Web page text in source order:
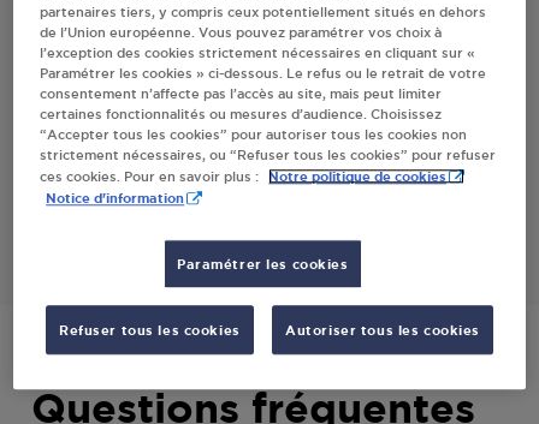
Villes
RELAIS TOTAL - VENDENHEIM
10 BIS ROUTE DE STRASBOURG
67550VENDENHEIM
Questions fréquentes
partenaires tiers, y compris ceux potentiellement situés en dehors
de l’Union européenne. Vous pouvez paramétrer vos choix à
l’exception des cookies strictement nécessaires en cliquant sur «
Paramétrer les cookies » ci-dessous. Le refus ou le retrait de votre
consentement n’affecte pas l’accès au site, mais peut limiter
certaines fonctionnalités ou mesures d’audience. Choisissez
“Accepter tous les cookies” pour autoriser tous les cookies non
strictement nécessaires, ou “Refuser tous les cookies” pour refuser
ces cookies. Pour en savoir plus :
Notre politique de cookies
Notice d'information
Paramétrer les cookies
Refuser tous les cookies Autoriser tous les cookies